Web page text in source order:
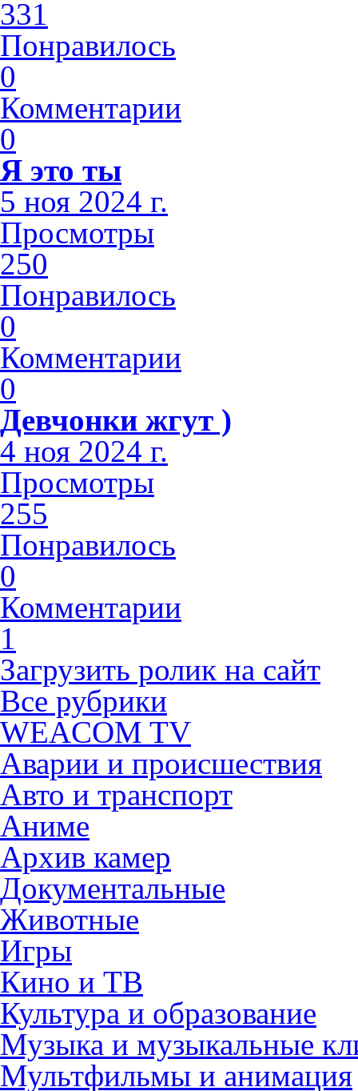
331
Понравилось
0
Комментарии
0
Я это ты
5 ноя 2024 г.
Просмотры
250
Понравилось
0
Комментарии
0
Девчонки жгут )
4 ноя 2024 г.
Просмотры
255
Понравилось
0
Комментарии
1
Загрузить ролик на сайт
Все рубрики
WEACOM TV
Аварии и происшествия
Авто и транспорт
Аниме
Архив камер
Документальные
Животные
Игры
Кино и ТВ
Культура и образование
Музыка и музыкальные
Мультфильмы и анимация